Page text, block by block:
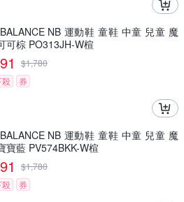
NB 運動鞋 童鞋 中童 兒童 魔
可棕 PO313JH-W楦
$1,780
殺
券
NB 運動鞋 童鞋 中童 兒童 魔
寶藍 PV574BKK-W楦
$1,780
殺
券